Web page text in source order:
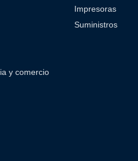
y comercio
Impresoras
Suministros